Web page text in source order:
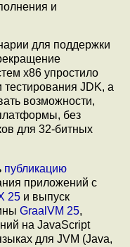
и
для поддержки
x86 упростило
тестирования JDK, а
возможности,
без
для 32-битных
публикацию
приложений с
25 и выпуск
GraalVM 25,
на JavaScript
для JVM (Java,